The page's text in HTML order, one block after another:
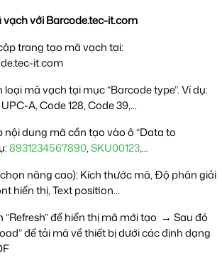
với Barcode.tec-it.com
trang tạo mã vạch tại:
it.com
loại mã vạch tại mục “Barcode type”. Ví dụ:
A, Code 128, Code 39,...
nội dung mã cần tạo vào ô “Data to
8931234567890, SKU00123,...
nâng cao): Kích thước mã, Độ phân giải
hiển thị, Text position…
“Refresh” để hiển thị mã mới tạo  → Sau đó
để tải mã về thiết bị dưới các định dạng